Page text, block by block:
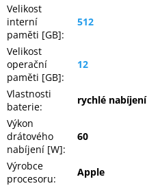
Velikost
interní
paměti [GB]:
512
Velikost
operační
paměti [GB]:
12
Vlastnosti
baterie:
rychlé nabíjení
Výkon
drátového
nabíjení [W]:
60
Výrobce
procesoru:
Apple